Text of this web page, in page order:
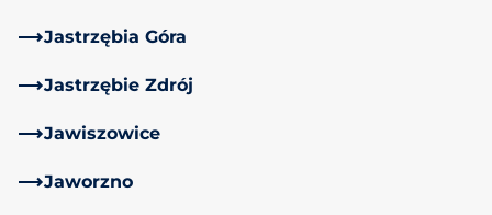
Jastrzębia Góra
Jastrzębie Zdrój
Jawiszowice
Jaworzno